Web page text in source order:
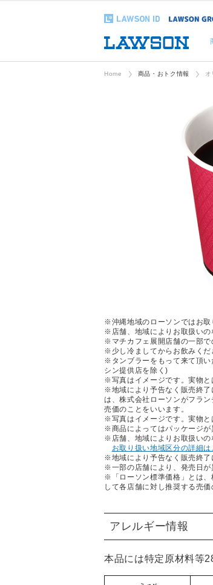
Home 商品・おトク情報 オ
※沖縄地域のローソンではお取
※店舗、地域によりお取扱いの
※マチカフェ展開店舗の一部で
※少し冷ましてからお飲みくだ
※タンブラーをもって来て頂
シン提供店を除く)
※写真はイメージです。実物と
※地域により予告なく販売終
は、株式会社ローソンがフラ
売価のことをいいます。
※写真はイメージです。実物と
※商品によってはパッケージが
※店舗、地域によりお取扱いの
お取り扱い地域区分の詳細は
※地域により予告なく販売終了
※一部の店舗により、発売日が
※「ローソン標準価格」とは、
して各店舗に対し推奨する売価
アレルギー情報
本品には特定原材料等